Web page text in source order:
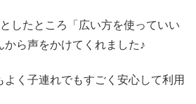
したところ「広い方を使っていい
から声をかけてくれました♪
よく子連れでもすごく安心して利用